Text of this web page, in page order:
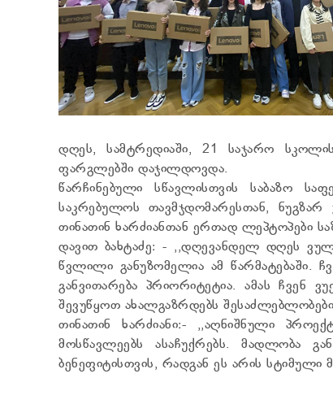
დღეს, სამტრედიაში, 21 საჯარო
ფარგლებში დაჯილდოვდა.
წარჩინებული სწავლისთვის საბაზო
საკრებულოს თავმჯდომარესთან,
თინათინ ხარძიანთან ერთად ლეპტოპები
დავით ბახტაძე: - ,,დღევანდელ დღეს
წვლილი განუზომელია ამ წარმატებაში.
განვითარება პრიორიტეტია. ამას ჩვენ
შევუწყოთ ახალგაზრდებს
თინათინ ხარძიანი:- ,,აღნიშნული
მოსწავლეებს ასაჩუქრებს. მადლობა
ბენეფიტისთვის, რადგან ეს არის სტიმული